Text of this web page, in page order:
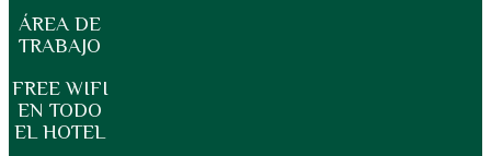
ÁREA DE
TRABAJO
FREE WIFI
EN TODO
EL HOTEL